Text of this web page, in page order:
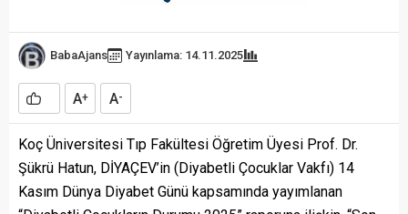
BabaAjans Yayınlama: 14.11.2025
A+ A-
Koç Üniversitesi Tıp Fakültesi Öğretim Üyesi Prof. Dr.
Şükrü Hatun, DİYAÇEV’in (Diyabetli Çocuklar Vakfı) 14
Kasım Dünya Diyabet Günü kapsamında yayımlanan